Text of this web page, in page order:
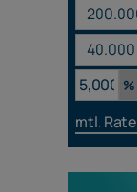
%
mtl. Rate